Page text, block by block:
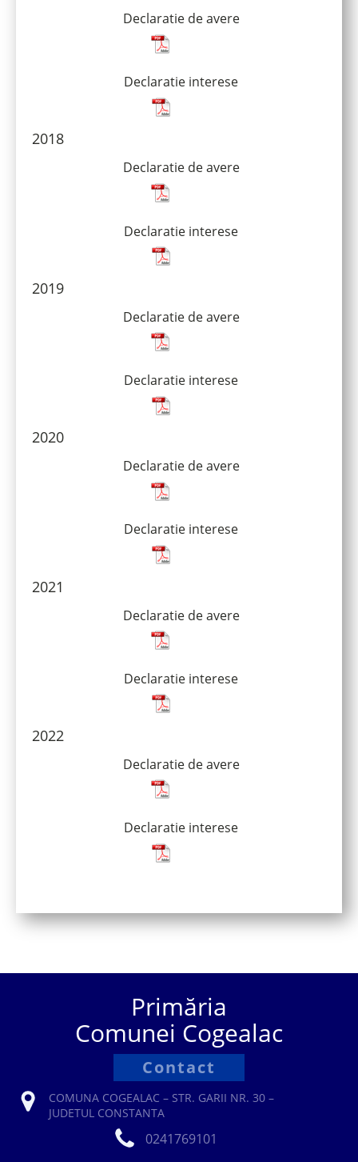
Declaratie de avere
Declaratie interese
2018
Declaratie de avere
Declaratie interese
2019
Declaratie de avere
Declaratie interese
2020
Declaratie de avere
Declaratie interese
2021
Declaratie de avere
Declaratie interese
2022
Declaratie de avere
Declaratie interese
Primăria
Comunei Cogealac
Contact
COMUNA COGEALAC – STR. GARII NR. 30 –
JUDETUL CONSTANTA
0241769101